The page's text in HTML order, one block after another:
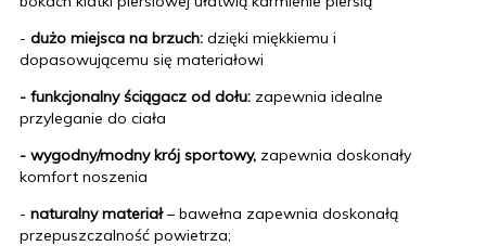
- dużo miejsca na brzuch: dzięki miękkiemu i
dopasowującemu się materiałowi
- funkcjonalny ściągacz od dołu: zapewnia idealne
przyleganie do ciała
- wygodny/modny krój sportowy, zapewnia doskonały
komfort noszenia
- naturalny materiał– bawełna zapewnia doskonałą
przepuszczalność powietrza;